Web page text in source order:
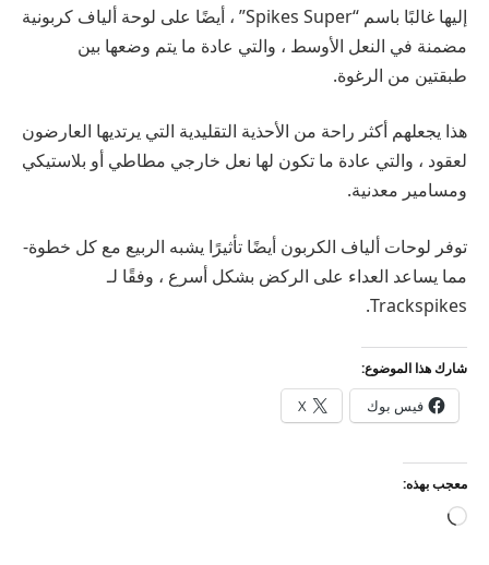
إليها غالبًا باسم “Spikes Super” ، أيضًا على لوحة ألياف كربونية
مضمنة في النعل الأوسط ، والتي عادة ما يتم وضعها بين
طبقتين من الرغوة.
هذا يجعلهم أكثر راحة من الأحذية التقليدية التي يرتديها العارضون
لعقود ، والتي عادة ما تكون لها نعل خارجي مطاطي أو بلاستيكي
ومسامير معدنية.
توفر لوحات ألياف الكربون أيضًا تأثيرًا يشبه الربيع مع كل خطوة-
مما يساعد العداء على الركض بشكل أسرع ، وفقًا لـ
Trackspikes.
شارك هذا الموضوع:
فيس بوك X
معجب بهذه:
جاري